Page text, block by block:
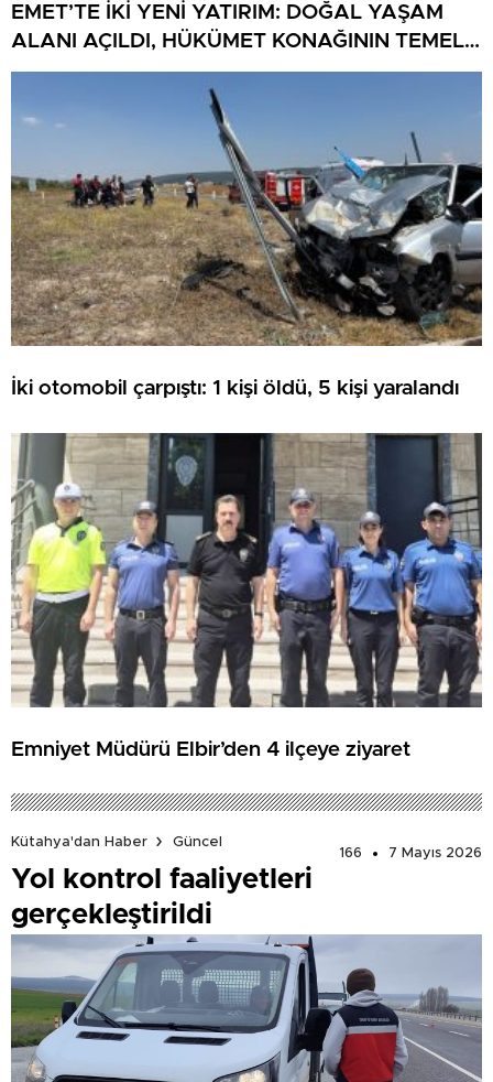
EMET’TE İKİ YENİ YATIRIM: DOĞAL YAŞAM
ALANI AÇILDI, HÜKÜMET KONAĞININ TEMELİ
ATILDI
İki otomobil çarpıştı: 1 kişi öldü, 5 kişi yaralandı
Emniyet Müdürü Elbir’den 4 ilçeye ziyaret
Kütahya'dan Haber
Güncel
166
7 Mayıs 2026
Yol kontrol faaliyetleri
gerçekleştirildi